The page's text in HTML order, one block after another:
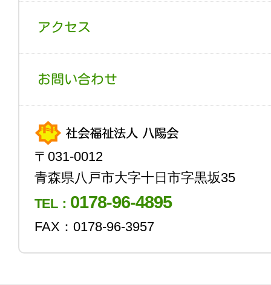
アクセス
お問い合わせ
〒031-0012
青森県八戸市大字十日市字黒坂35
TEL： 0178-96-4895
FAX：0178-96-3957